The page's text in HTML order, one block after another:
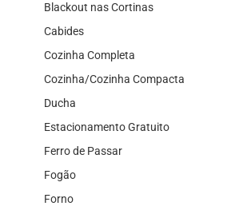
Blackout nas Cortinas
Cabides
Cozinha Completa
Cozinha/Cozinha Compacta
Ducha
Estacionamento Gratuito
Ferro de Passar
Fogão
Forno